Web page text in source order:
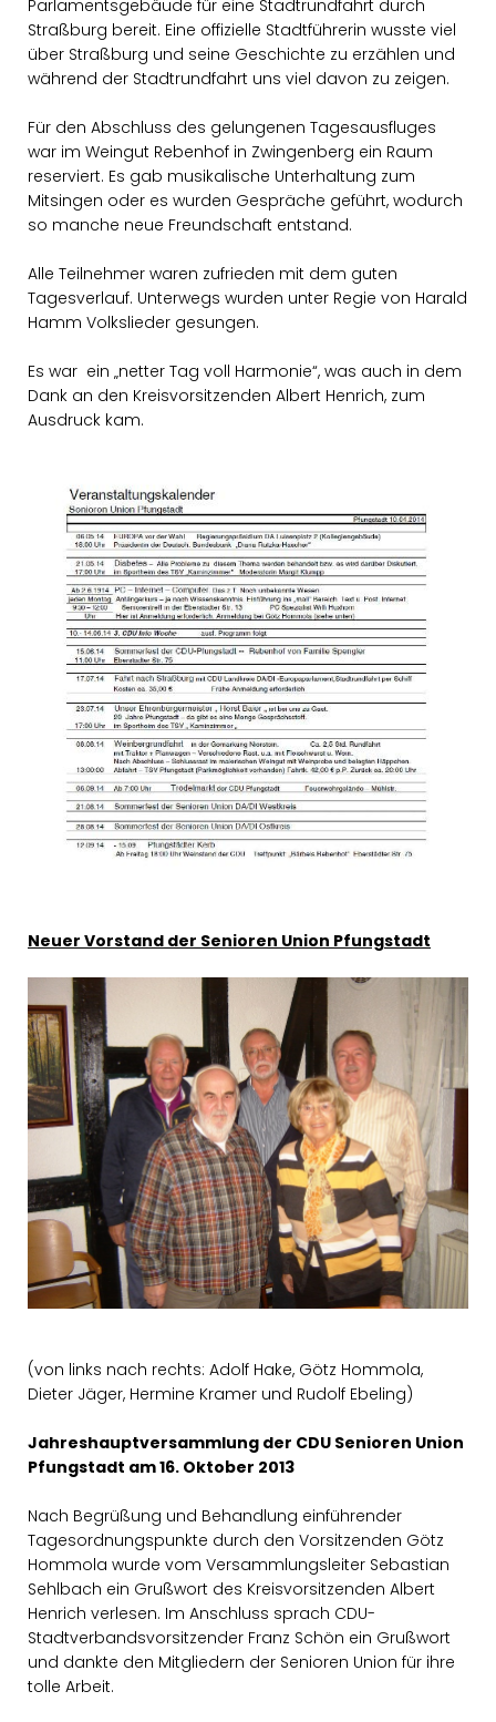
Parlamentsgebäude für eine Stadtrundfahrt durch
Straßburg bereit. Eine offizielle Stadtführerin wusste viel
über Straßburg und seine Geschichte zu erzählen und
während der Stadtrundfahrt uns viel davon zu zeigen.
Für den Abschluss des gelungenen Tagesausfluges
war im Weingut Rebenhof in Zwingenberg ein Raum
reserviert. Es gab musikalische Unterhaltung zum
Mitsingen oder es wurden Gespräche geführt, wodurch
so manche neue Freundschaft entstand.
Alle Teilnehmer waren zufrieden mit dem guten
Tagesverlauf. Unterwegs wurden unter Regie von Harald
Hamm Volkslieder gesungen.
Es war ein „netter Tag voll Harmonie“, was auch in dem
Dank an den Kreisvorsitzenden Albert Henrich, zum
Ausdruck kam.
Neuer Vorstand der Senioren Union Pfungstadt
(von links nach rechts: Adolf Hake, Götz Hommola,
Dieter Jäger, Hermine Kramer und Rudolf Ebeling)
Jahreshauptversammlung der CDU Senioren Union
Pfungstadt am 16. Oktober 2013
Nach Begrüßung und Behandlung einführender
Tagesordnungspunkte durch den Vorsitzenden Götz
Hommola wurde vom Versammlungsleiter Sebastian
Sehlbach ein Grußwort des Kreisvorsitzenden Albert
Henrich verlesen. Im Anschluss sprach CDU-
Stadtverbandsvorsitzender Franz Schön ein Grußwort
und dankte den Mitgliedern der Senioren Union für ihre
tolle Arbeit.